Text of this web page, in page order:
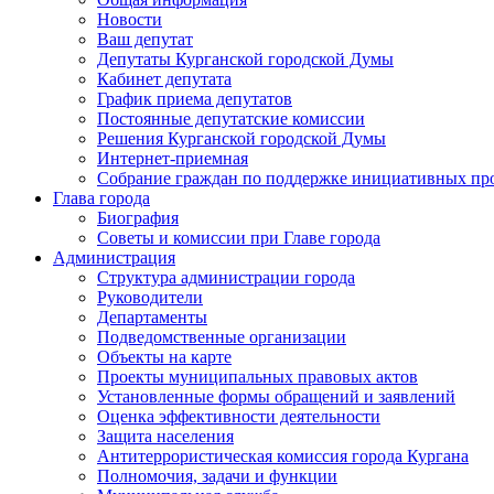
Новости
Ваш депутат
Депутаты Курганской городской Думы
Кабинет депутата
График приема депутатов
Постоянные депутатские комиссии
Решения Курганской городской Думы
Интернет-приемная
Собрание граждан по поддержке инициативных
Глава города
Биография
Советы и комиссии при Главе города
Администрация
Структура администрации города
Руководители
Департаменты
Подведомственные организации
Объекты на карте
Проекты муниципальных правовых актов
Установленные формы обращений и заявлений
Оценка эффективности деятельности
Защита населения
Антитеррористическая комиссия города Кургана
Полномочия, задачи и функции